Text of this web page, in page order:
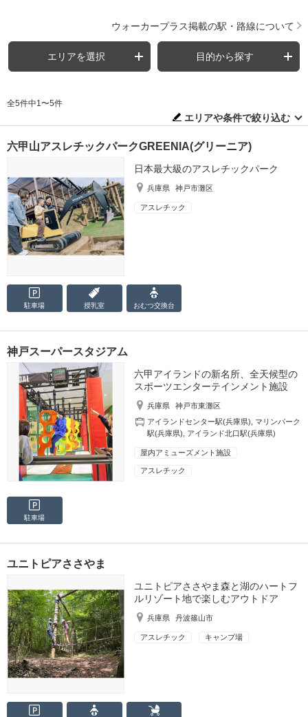
ウォーカープラス掲載の駅・路線について
エリアを選択 目的から探す
全5件中1〜5件
エリアや条件で絞り込む
六甲山アスレチックパークGREENIA(グリーニア)
日本最大級のアスレチックパーク
兵庫県 神戸市灘区
アスレチック
駐車場 授乳室 おむつ交換台
神戸スーパースタジアム
六甲アイランドの新名所、全天候型の
スポーツエンターテインメント施設
兵庫県
神戸市東灘区
アイランドセンター駅(兵庫県)
マリンパーク
駅(兵庫県)
アイランド北口駅(兵庫県)
屋内アミューズメント施設
アスレチック
駐車場
ユニトピアささやま
ユニトピアささやま森と湖のハートフ
ルリゾート地で楽しむアウトドア
兵庫県 丹波篠山市
アスレチック キャンプ場